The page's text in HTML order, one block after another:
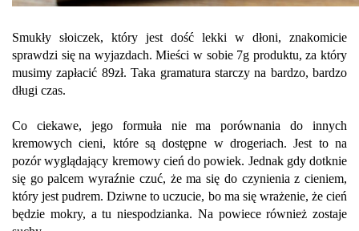
Smukły słoiczek, który jest dość lekki w dłoni, znakomicie
sprawdzi się na wyjazdach. Mieści w sobie 7g produktu, za który
musimy zapłacić 89zł. Taka gramatura starczy na bardzo, bardzo
długi czas.
Co ciekawe, jego formuła nie ma porównania do innych
kremowych cieni, które są dostępne w drogeriach. Jest to na
pozór wyglądający kremowy cień do powiek. Jednak gdy dotknie
się go palcem wyraźnie czuć, że ma się do czynienia z cieniem,
który jest pudrem. Dziwne to uczucie, bo ma się wrażenie, że cień
będzie mokry, a tu niespodzianka. Na powiece również zostaje